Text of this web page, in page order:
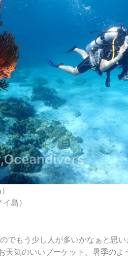
）
島）
でもう少し人が多いかなぁと思
天気のいいプーケット。暑季のよ